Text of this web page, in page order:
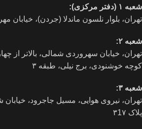
شعبه ۱ (دفتر مرکزی):
تهران، بلوار نلسون ماندلا (جردن)، خیابان
شعبه ۲:
تهران، خيابان سهروردی شمالی، بالاتر از
کوچه خوشنودی، برج نیلی، طبقه ۳
شعبه ۳:
تهران، نیروی هوایی، مسیل جاجرود، خیابان
پلاک ۳1۷